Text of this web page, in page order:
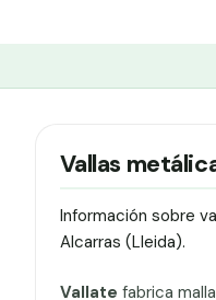
Vallas
Información sobre
Alcarras (Lleida).
Vallate fabrica